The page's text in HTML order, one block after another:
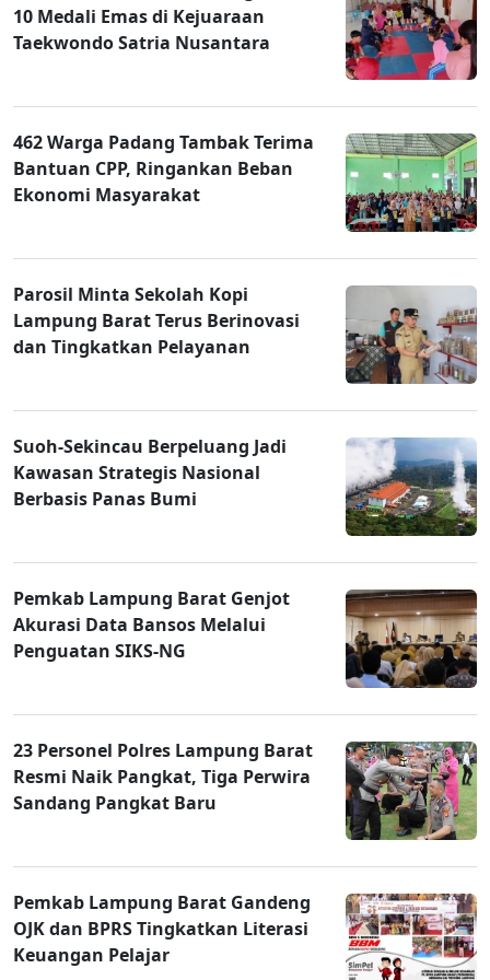
10 Medali Emas di Kejuaraan
Taekwondo Satria Nusantara
462 Warga Padang Tambak Terima
Bantuan CPP, Ringankan Beban
Ekonomi Masyarakat
Parosil Minta Sekolah Kopi
Lampung Barat Terus Berinovasi
dan Tingkatkan Pelayanan
Suoh-Sekincau Berpeluang Jadi
Kawasan Strategis Nasional
Berbasis Panas Bumi
Pemkab Lampung Barat Genjot
Akurasi Data Bansos Melalui
Penguatan SIKS-NG
23 Personel Polres Lampung Barat
Resmi Naik Pangkat, Tiga Perwira
Sandang Pangkat Baru
Pemkab Lampung Barat Gandeng
OJK dan BPRS Tingkatkan Literasi
Keuangan Pelajar